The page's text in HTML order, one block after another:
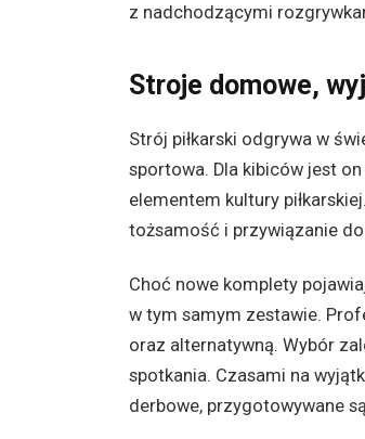
z nadchodzącymi
Stroje domowe,
Strój piłkarski odgrywa w
sportowa. Dla kibiców jest
elementem kultury
tożsamość i przywiązanie
Choć nowe komplety
w tym samym zestawie.
oraz alternatywną. Wybór
spotkania. Czasami na
derbowe, przygotowywane